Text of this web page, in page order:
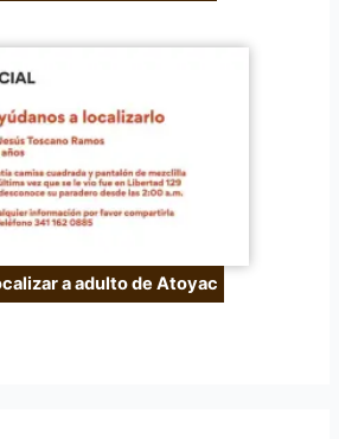
a adulto de Atoyac